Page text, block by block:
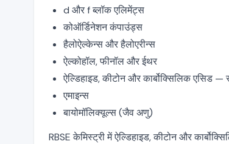
d और f ब्लॉक एलिमेंट्स
कोऑर्डिनेशन कंपाउंड्स
हैलोऐल्केन्स और हैलोएरीन्स
ऐल्कोहॉल, फीनॉल और ईथर
ऐल्डिहाइड, कीटोन और कार्बोक्सिलिक एसिड
एमाइन्स
बायोमॉलिक्यूल्स (जैव अणु)
RBSE केमिस्ट्री में ऐल्डिहाइड, कीटोन और